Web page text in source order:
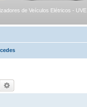
de Veículos Elétricos - UVE
Pesquisar